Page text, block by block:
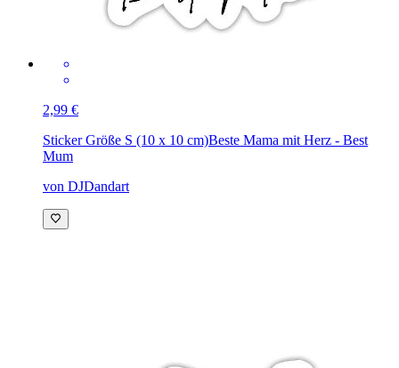
2,99 €
Sticker Größe S (10 x 10 cm)Beste Mama mit Herz - Best
Mum
von DJDandart